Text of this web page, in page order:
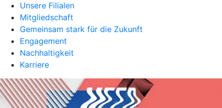
Unsere Filialen
Mitgliedschaft
Gemeinsam stark für die Zukunft
Engagement
Nachhaltigkeit
Karriere